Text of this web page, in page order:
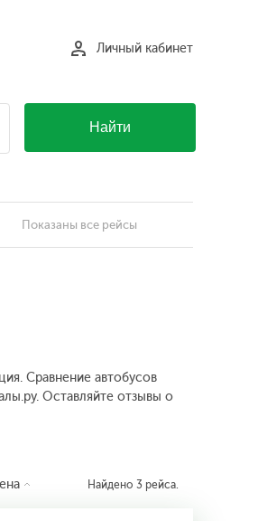
Личный кабинет
Найти
Показаны все рейсы
Сравнение автобусов
Оставляйте отзывы о
Найдено 3 рейса.